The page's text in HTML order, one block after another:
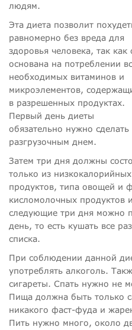
людям.
Эта диета позволит
равномерно без вреда для
здоровья человека, так как
основана на потреблении
необходимых витаминов и
микроэлементов,
в разрешенных продуктах.
Первый день диеты
обязательно нужно сделать
разгрузочным днем.
Затем три дня должны
только из низкокалорийных
продуктов, типа овощей и
кисломолочных продуктов
следующие три дня можно
день, то есть кушать все
списка.
При соблюдении данной
употреблять алкоголь.
сигареты. Спать нужно не
Пища должна быть только
никакого фаст-фуда и
Пить нужно много, около